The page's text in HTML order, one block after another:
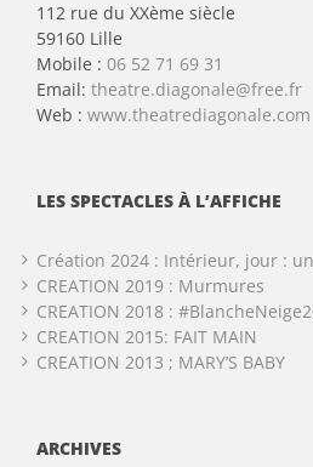
112 rue du XXème siècle
59160 Lille
Mobile : 06 52 71 69 31
Email: theatre.diagonale@free.fr
Web : www.theatrediagonale.com
LES SPECTACLES À L’AFFICHE
Création 2024 : Intérieur, jour :
CREATION 2019 : Murmures
CREATION 2018 :
CREATION 2015: FAIT MAIN
CREATION 2013 ; MARY’S BABY
ARCHIVES